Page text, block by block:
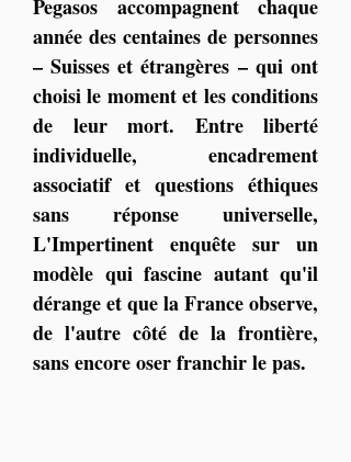
Pegasos accompagnent chaque
année des centaines de personnes
– Suisses et étrangères – qui ont
choisi le moment et les conditions
de leur mort. Entre liberté
individuelle, encadrement
associatif et questions éthiques
sans réponse universelle,
L'Impertinent enquête sur un
modèle qui fascine autant qu'il
dérange et que la France observe,
de l'autre côté de la frontière,
sans encore oser franchir le pas.